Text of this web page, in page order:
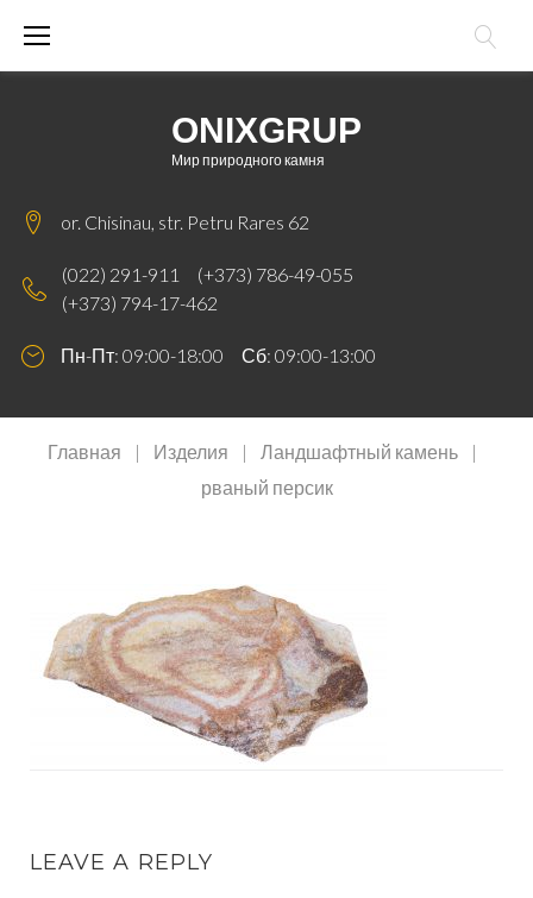
ONIXGRUP
Мир природного камня
or. Chisinau, str. Petru Rares 62
(022) 291-911
(+373) 786-49-055
(+373) 794-17-462
Пн-Пт: 09:00-18:00 Сб: 09:00-13:00
Главная | Изделия | Ландшафтный камень
|
рваный персик
РВАНЫЙ
ПЕРСИК
LEAVE A REPLY